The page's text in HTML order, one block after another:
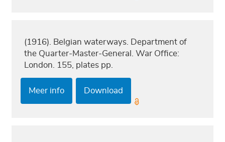
(1916). Belgian waterways. Department of
the Quarter-Master-General. War Office:
London. 155, plates pp.
Meer info Download